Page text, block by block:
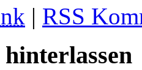
| RSS